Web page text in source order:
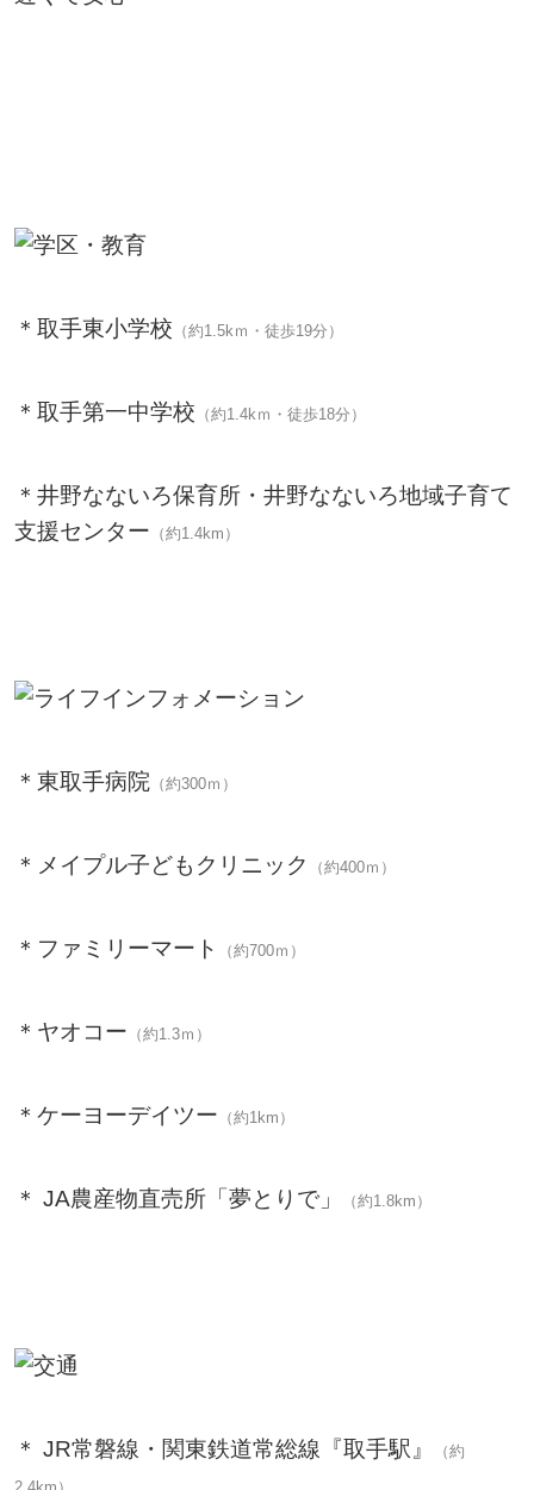
＊取手東小学校 （約1.5kｍ・徒歩19分）
＊取手第一中学校 （約1.4kｍ・徒歩18分）
＊井野なないろ保育所・井野なないろ地域子育て
支援センター （約1.4km）
＊東取手病院（約300ｍ）
＊メイプル子どもクリニック （約400ｍ）
＊ファミリーマート （約700ｍ）
＊ヤオコー （約1.3ｍ）
＊ケーヨーデイツー （約1km）
＊ JA農産物直売所「夢とりで」 （約1.8km）
＊ JR常磐線・関東鉄道常総線『取手駅』
（約